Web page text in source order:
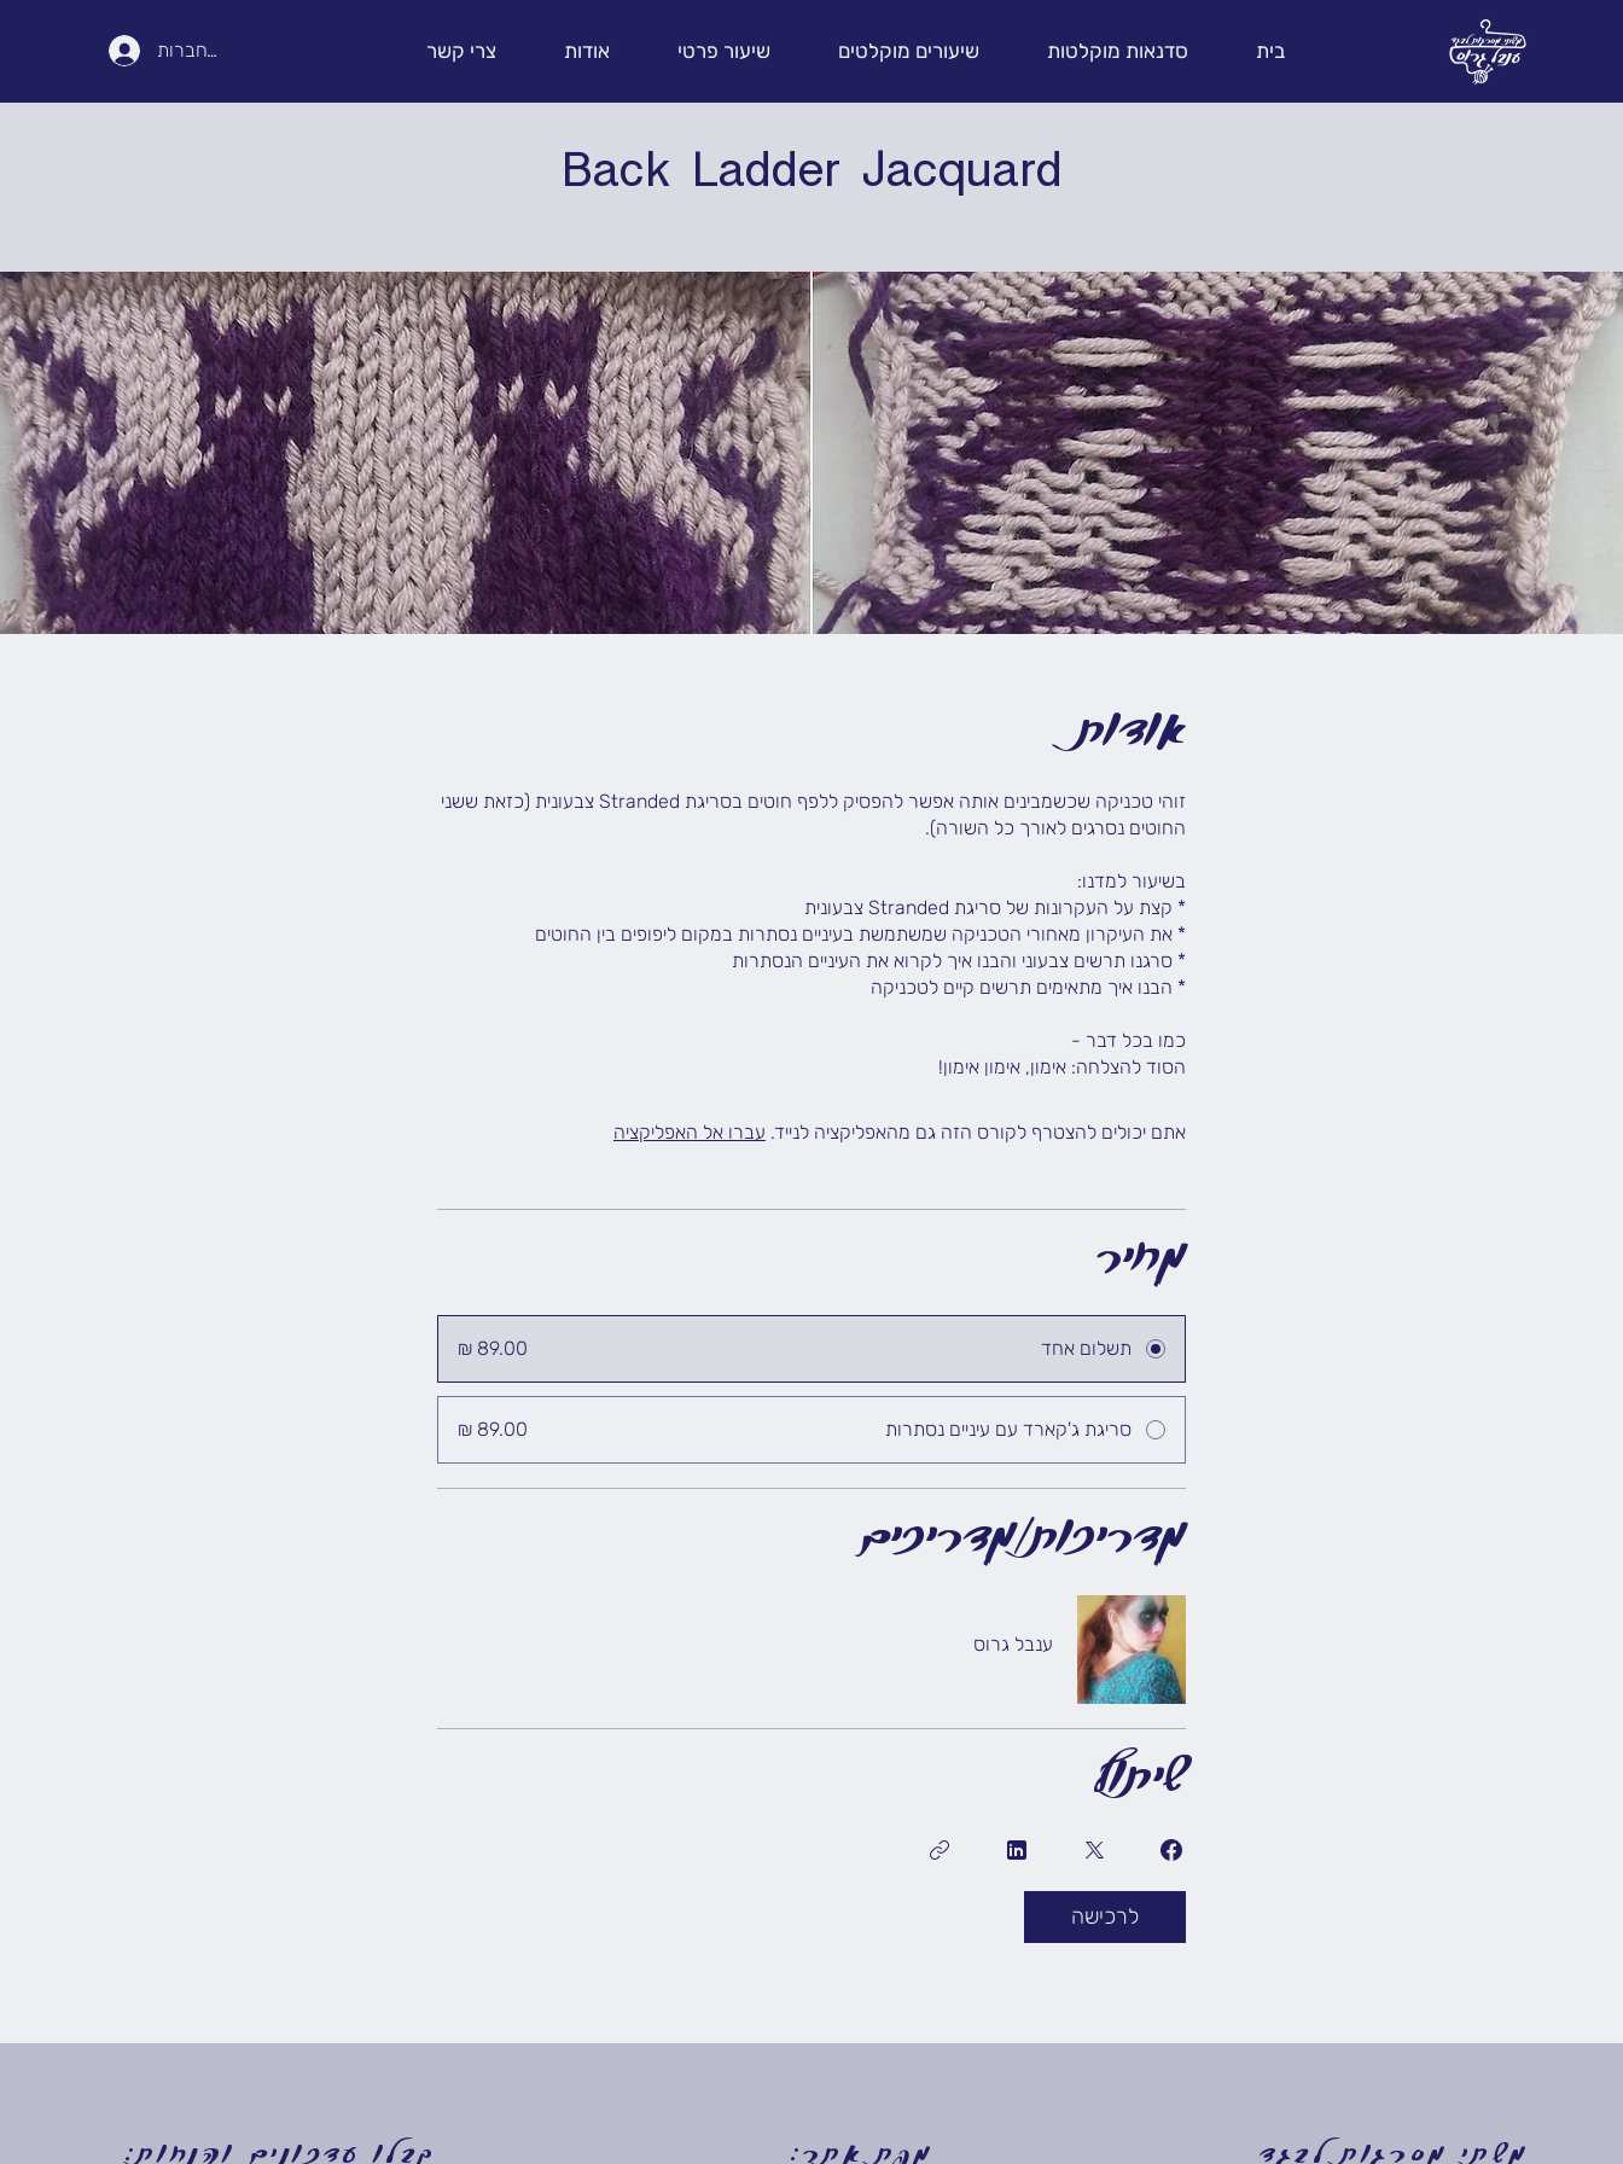
להתחברות בית סדנאות מוקלטות שיעורים מוקלטים שיעור פרטי אודות צרי קשר
Back Ladder Jacquard
אודות
זוהי טכניקה שכשמבינים אותה אפשר להפסיק ללפף חוטים בסריגת Stranded צבעונית (כזאת ששני
הסוד להצלחה: אימון, אימון אימון!
אתם יכולים להצטרף לקורס הזה גם מהאפליקציה לנייד. עברו אל האפליקציה
מחיר
תשלום אחד
סריגת ג'קארד עם עיניים נסתרות
מדריכות/מדריכים
ענבל גרוס
שיתוף
לרכישה
קבלו עדכונים והנחות: מפת אתר: משתי מסרגות לבגד